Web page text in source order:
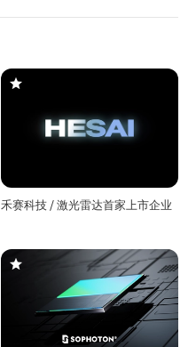
禾赛科技 / 激光雷达首家上市企业